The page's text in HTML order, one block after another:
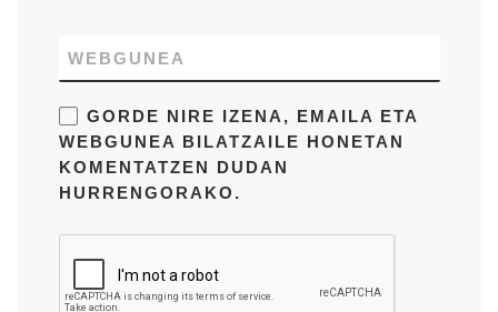
WEBGUNEA
GORDE NIRE IZENA, EMAILA ETA
WEBGUNEA BILATZAILE HONETAN
KOMENTATZEN DUDAN
HURRENGORAKO.